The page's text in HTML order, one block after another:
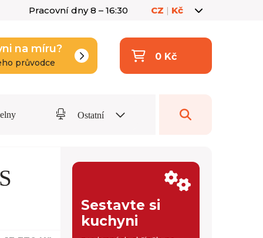
Pracovní dny 8 – 16:30 CZ | Kč
na míru?
průvodce
0 Kč
Ostatní
Sestavte si
kuchyni